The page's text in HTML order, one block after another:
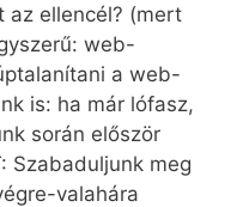
az ellencél? (mert
web-
a web-
is: ha már lófasz,
során először
Szabaduljunk meg
valahára